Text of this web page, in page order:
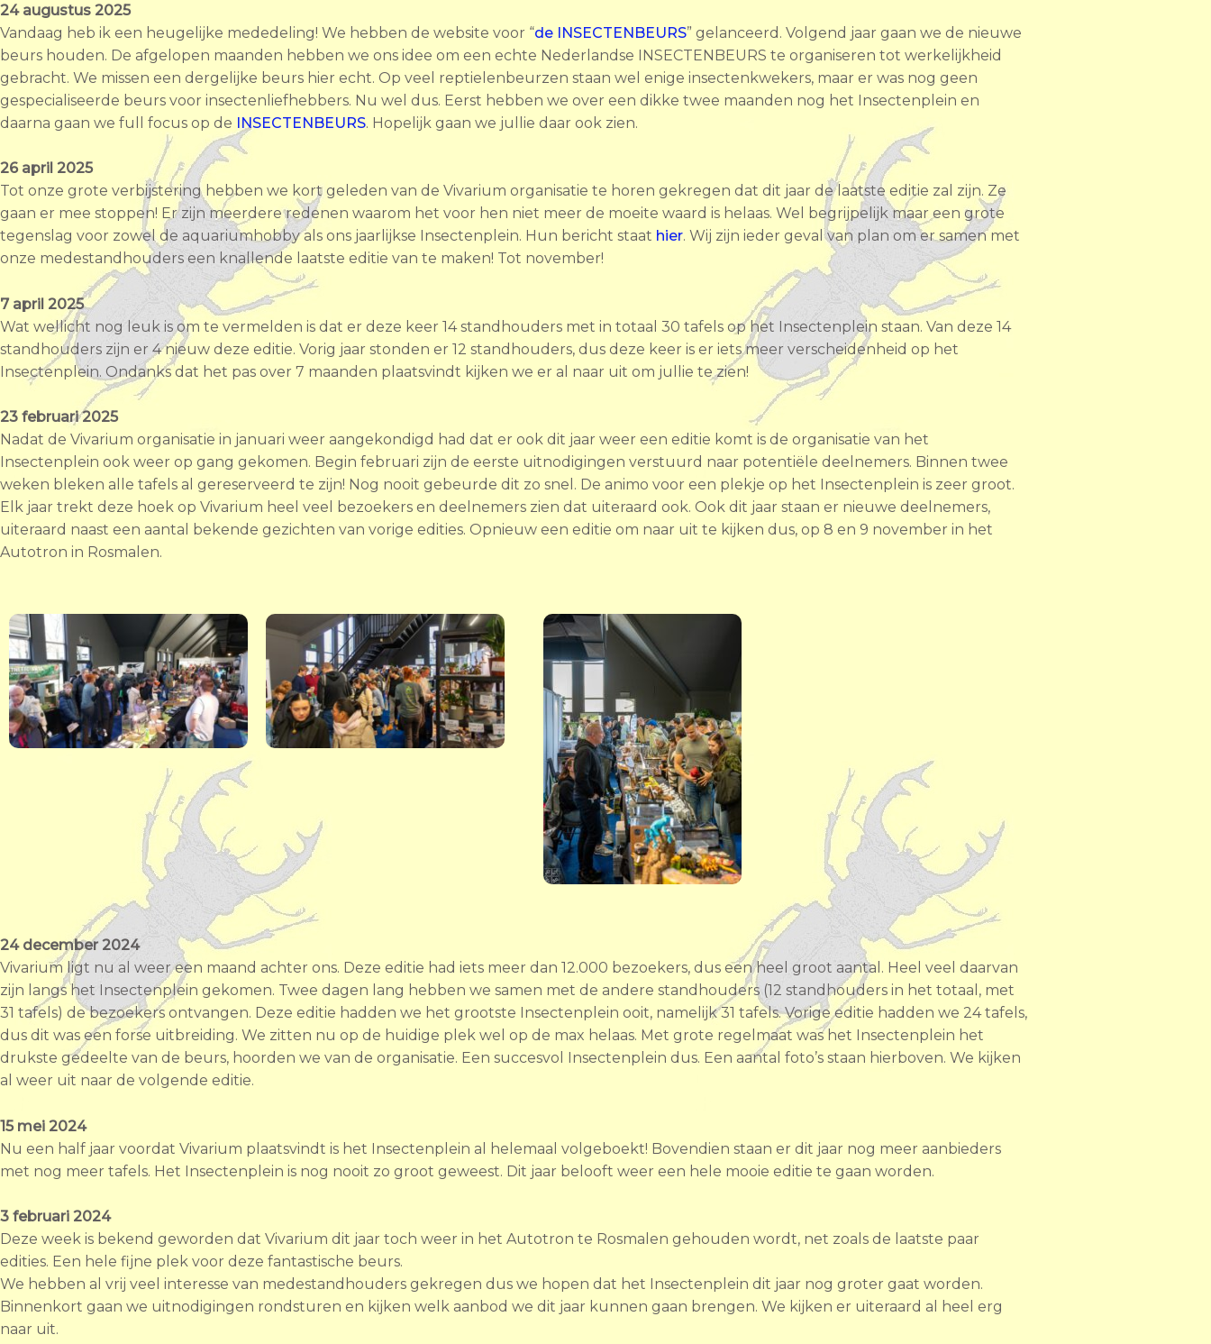
24 augustus 2025
Vandaag heb ik een heugelijke mededeling! We hebben de website voor “de INSECTENBEURS” gelanceerd. Volgend jaar gaan we de nieuwe
beurs houden. De afgelopen maanden hebben we ons idee om een echte Nederlandse INSECTENBEURS te organiseren tot werkelijkheid
gebracht. We missen een dergelijke beurs hier echt. Op veel reptielenbeurzen staan wel enige insectenkwekers, maar er was nog geen
gespecialiseerde beurs voor insectenliefhebbers. Nu wel dus. Eerst hebben we over een dikke twee maanden nog het Insectenplein en
daarna gaan we full focus op de INSECTENBEURS. Hopelijk gaan we jullie daar ook zien.
26 april 2025
Tot onze grote verbijstering hebben we kort geleden van de Vivarium organisatie te horen gekregen dat dit jaar de laatste editie zal zijn. Ze
gaan er mee stoppen! Er zijn meerdere redenen waarom het voor hen niet meer de moeite waard is helaas. Wel begrijpelijk maar een grote
tegenslag voor zowel de aquariumhobby als ons jaarlijkse Insectenplein. Hun bericht staat hier. Wij zijn ieder geval van plan om er samen met
onze medestandhouders een knallende laatste editie van te maken! Tot november!
7 april 2025
Wat wellicht nog leuk is om te vermelden is dat er deze keer 14 standhouders met in totaal 30 tafels op het Insectenplein staan. Van deze 14
standhouders zijn er 4 nieuw deze editie. Vorig jaar stonden er 12 standhouders, dus deze keer is er iets meer verscheidenheid op het
Insectenplein. Ondanks dat het pas over 7 maanden plaatsvindt kijken we er al naar uit om jullie te zien!
23 februari 2025
Nadat de Vivarium organisatie in januari weer aangekondigd had dat er ook dit jaar weer een editie komt is de organisatie van het
Insectenplein ook weer op gang gekomen. Begin februari zijn de eerste uitnodigingen verstuurd naar potentiële deelnemers. Binnen twee
weken bleken alle tafels al gereserveerd te zijn! Nog nooit gebeurde dit zo snel. De animo voor een plekje op het Insectenplein is zeer groot.
Elk jaar trekt deze hoek op Vivarium heel veel bezoekers en deelnemers zien dat uiteraard ook. Ook dit jaar staan er nieuwe deelnemers,
uiteraard naast een aantal bekende gezichten van vorige edities. Opnieuw een editie om naar uit te kijken dus, op 8 en 9 november in het
Autotron in Rosmalen.
24 december 2024
Vivarium ligt nu al weer een maand achter ons. Deze editie had iets meer dan 12.000 bezoekers, dus een heel groot aantal. Heel veel daarvan
zijn langs het Insectenplein gekomen. Twee dagen lang hebben we samen met de andere standhouders (12 standhouders in het totaal, met
31 tafels) de bezoekers ontvangen. Deze editie hadden we het grootste Insectenplein ooit, namelijk 31 tafels. Vorige editie hadden we 24 tafels,
dus dit was een forse uitbreiding. We zitten nu op de huidige plek wel op de max helaas. Met grote regelmaat was het Insectenplein het
drukste gedeelte van de beurs, hoorden we van de organisatie. Een succesvol Insectenplein dus. Een aantal foto’s staan hierboven. We kijken
al weer uit naar de volgende editie.
15 mei 2024
Nu een half jaar voordat Vivarium plaatsvindt is het Insectenplein al helemaal volgeboekt! Bovendien staan er dit jaar nog meer aanbieders
met nog meer tafels. Het Insectenplein is nog nooit zo groot geweest. Dit jaar belooft weer een hele mooie editie te gaan worden.
3 februari 2024
Deze week is bekend geworden dat Vivarium dit jaar toch weer in het Autotron te Rosmalen gehouden wordt, net zoals de laatste paar
edities. Een hele fijne plek voor deze fantastische beurs.
We hebben al vrij veel interesse van medestandhouders gekregen dus we hopen dat het Insectenplein dit jaar nog groter gaat worden.
Binnenkort gaan we uitnodigingen rondsturen en kijken welk aanbod we dit jaar kunnen gaan brengen. We kijken er uiteraard al heel erg
naar uit.